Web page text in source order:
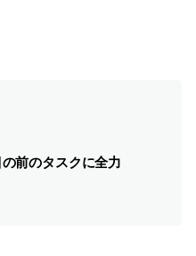
前のタスクに全力